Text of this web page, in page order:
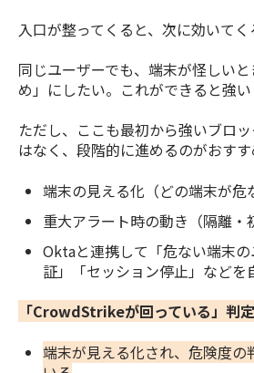
入口が整ってくると、次に効いてく
同じユーザーでも、端末が怪しい
め」にしたい。これができると強い
ただし、ここも最初から強いブロ
はなく、段階的に進めるのがおすす
端末の見える化（どの端末が危
重大アラート時の動き（隔離・
Oktaと連携して「危ない端末
証」「セッション停止」などを
「CrowdStrikeが回っている」判定
端末が見える化され、危険度の